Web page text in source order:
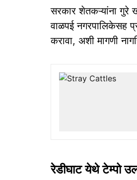
सरकार शेतकऱ्यांना गुरे
वाळपई नगरपालिकेसह
करावा, अशी मागणी
रेडीघाट येथे टेम्पो